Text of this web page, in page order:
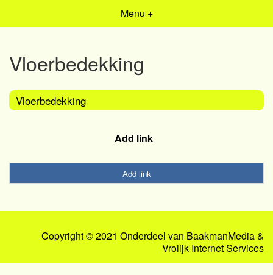
Menu +
Vloerbedekking
Vloerbedekking
Add link
Add link
Copyright © 2021 Onderdeel van BaakmanMedia&
Vrolijk Internet Services